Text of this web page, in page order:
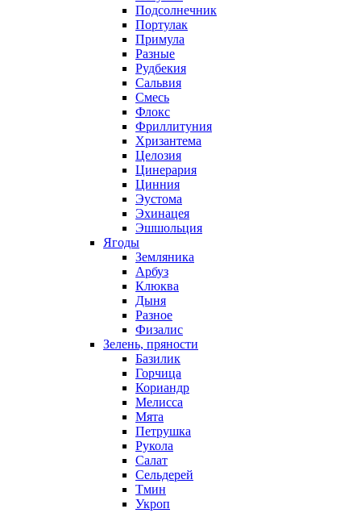
Подсолнечник
Портулак
Примула
Разные
Рудбекия
Сальвия
Смесь
Флокс
Фриллитуния
Хризантема
Целозия
Цинерария
Цинния
Эустома
Эхинацея
Эшшольция
Ягоды
Земляника
Арбуз
Клюква
Дыня
Разное
Физалис
Зелень, пряности
Базилик
Горчица
Кориандр
Мелисса
Мята
Петрушка
Рукола
Салат
Сельдерей
Тмин
Укроп